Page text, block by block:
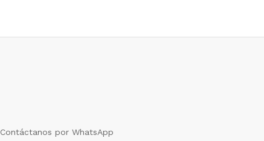
Contáctanos por WhatsApp